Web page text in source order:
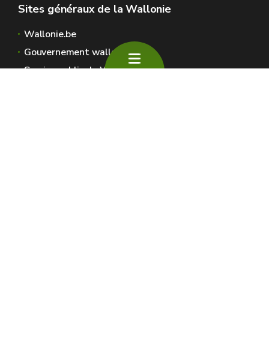
Sites généraux de la Wallonie
Wallonie.be
Gouvernement wallon
Service public de Wallonie